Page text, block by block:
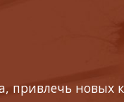
привлечь новых